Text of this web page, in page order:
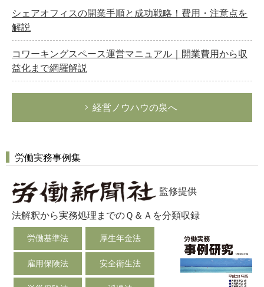
シェアオフィスの開業手順と成功戦略！費用・注意点を
解説
コワーキングスペース運営マニュアル｜開業費用から収
益化まで網羅解説
経営ノウハウの泉へ
労働実務事例集
監修提供
法解釈から実務処理までのＱ＆Ａを分類収録
労働基準法 厚生年金法
雇用保険法 安全衛生法